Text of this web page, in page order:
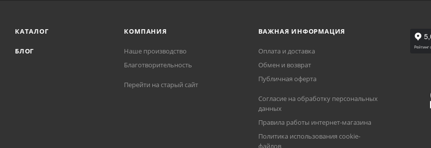
КАТАЛОГ
БЛОГ
КОМПАНИЯ
Наше производство
Благотворительность
Перейти на старый сайт
ВАЖНАЯ ИНФОРМАЦИЯ
Оплата и доставка
Обмен и возврат
Публичная оферта
Согласие на обработку персональных
данных
Правила работы интернет-магазина
Политика использования cookie-
файлов